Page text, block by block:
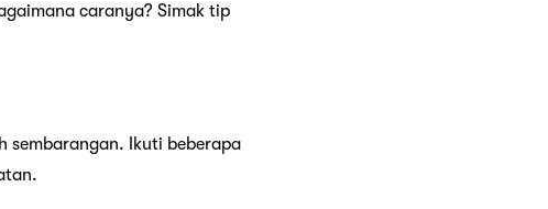
caranya? Simak tip
sembarangan. Ikuti beberapa